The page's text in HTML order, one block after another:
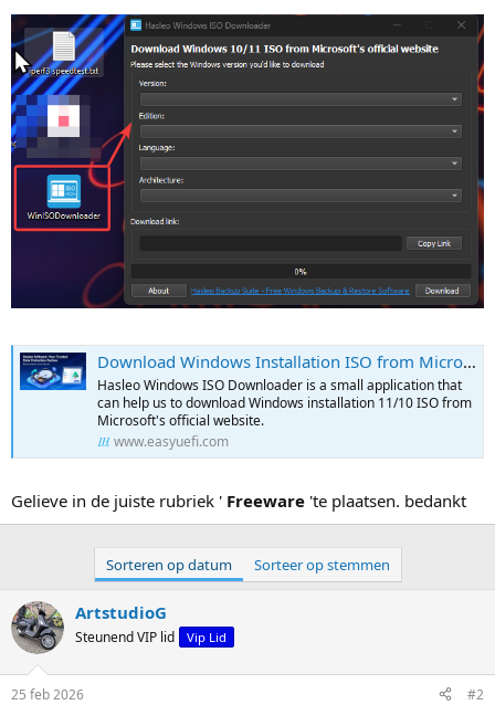
e
r
Download Windows Installation ISO from Microsoft's Official Website - Hasleo Windows ISO Downloader
Hasleo Windows ISO Downloader is a small application that
can help us to download Windows installation 11/10 ISO from
Microsoft's official website.
www.easyuefi.com
Gelieve in de juiste rubriek ' Freeware 'te plaatsen. bedankt
Sorteren op datum Sorteer op stemmen
ArtstudioG
Steunend VIP lid Vip Lid
25 feb 2026 #2